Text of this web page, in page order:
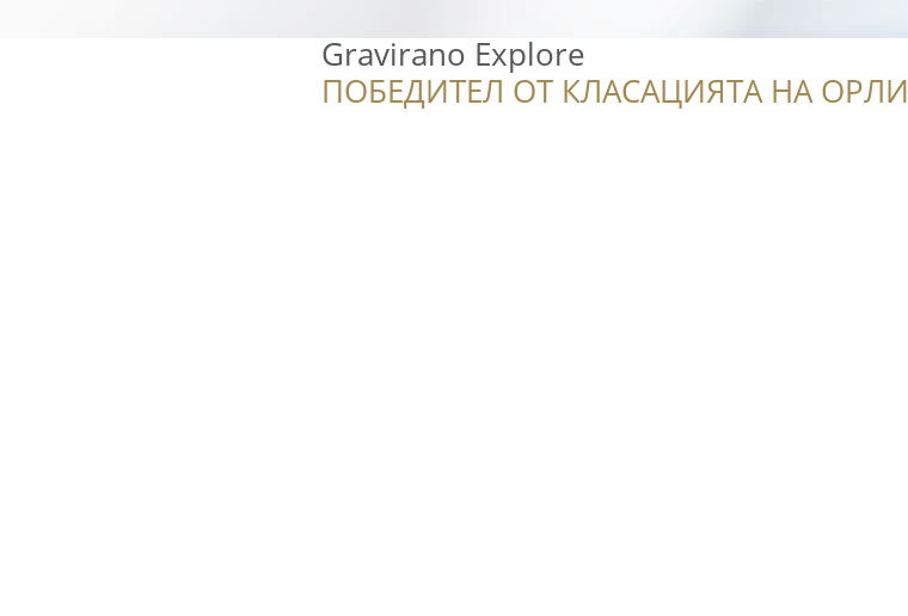
Gravirano Explore
ПОБЕДИТЕЛ ОТ КЛАСАЦИЯТА НА ОРЛИ